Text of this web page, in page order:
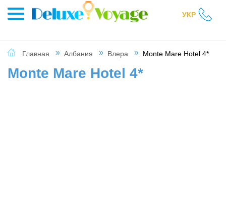
УКР
Главная Албания Влера Monte Mare Hotel 4*
Monte Mare Hotel 4*